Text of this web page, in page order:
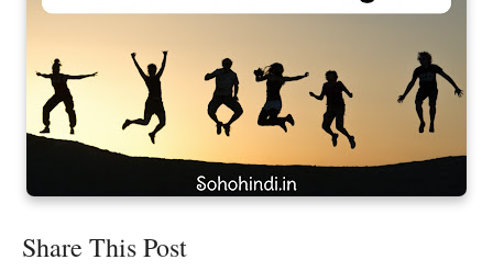
Share This Post